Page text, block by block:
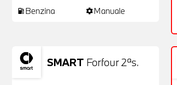
local_gas_station Benzina settingsManuale
SMART Forfour 2ªs.
Usato 19 Foto